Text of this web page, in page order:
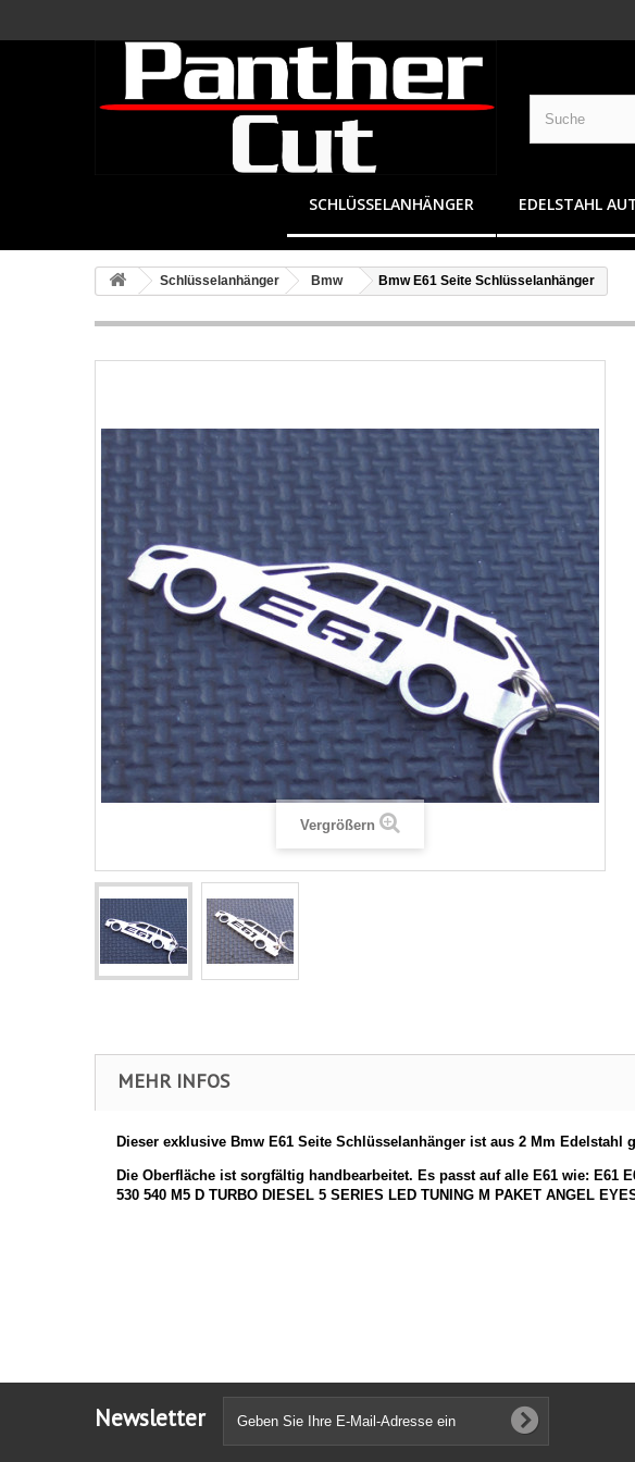
SCHLÜSSELANHÄNGER EDELSTAHL
Schlüsselanhänger Bmw Bmw E61 Seite Schlüsselanhänger
Vergrößern
MEHR INFOS
Dieser exklusive Bmw E61 Seite Schlüsselanhänger ist aus 2 Mm Edelstahl
Die Oberfläche ist sorgfältig handbearbeitet. Es passt auf alle E61 wie: E61
530 540 M5 D TURBO DIESEL 5 SERIES LED TUNING M PAKET ANGEL
Newsletter